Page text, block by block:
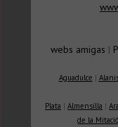
webs amigas |
Aguadulce |
Plata | Almensilla |
de la